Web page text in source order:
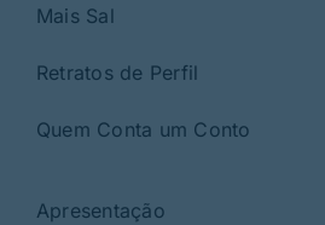
Mais Sal
Retratos de Perfil
Quem Conta um Conto
Apresentação